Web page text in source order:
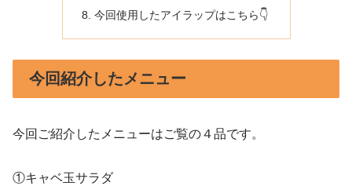
今回使用したアイラップはこちら👇
今回紹介したメニュー
今回ご紹介したメニューはご覧の４品です。
①キャベ玉サラダ